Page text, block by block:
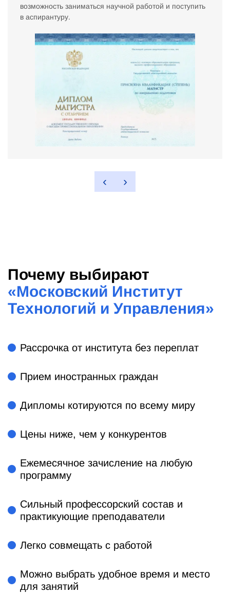
возможность заниматься научной работой и поступить
в аспирантуру.
‹ ›
Почему выбирают
«Московский Институт
Технологий и Управления»
Рассрочка от института без переплат
Прием иностранных граждан
Дипломы котируются по всему миру
Цены ниже, чем у конкурентов
Ежемесячное зачисление на любую
программу
Сильный профессорский состав и
практикующие преподаватели
Легко совмещать с работой
Можно выбрать удобное время и место
для занятий